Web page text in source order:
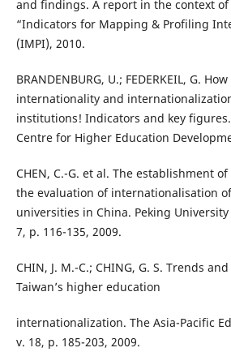
and findings. A report in the context
“Indicators for Mapping & Profiling
(IMPI), 2010.
BRANDENBURG, U.; FEDERKEIL, G.
internationality and
institutions! Indicators and key
Centre for Higher Education
CHEN, C.-G. et al. The establishment
the evaluation of internationalisation
universities in China. Peking University
7, p. 116-135, 2009.
CHIN, J. M.-C.; CHING, G. S. Trends
Taiwan’s higher education
internationalization. The Asia-Pacific
v. 18, p. 185-203, 2009.